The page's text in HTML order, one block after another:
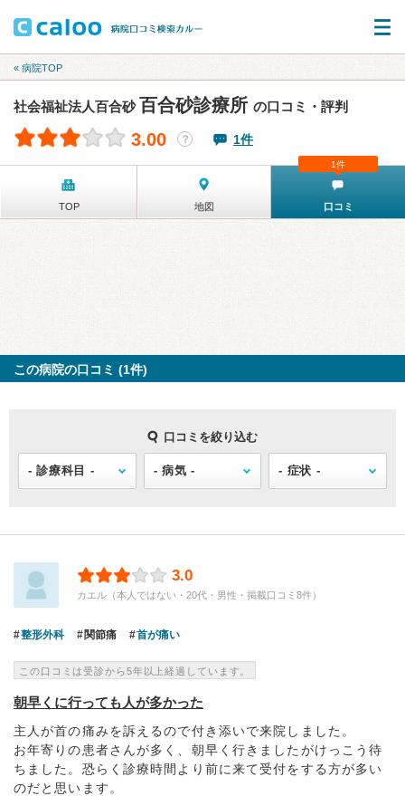
« 病院TOP
社会福祉法人百合砂百合砂診療所 の口コミ・評判
3.00 ？ 1件
TOP 地図 口コミ
1件
この病院の口コミ (1件)
口コミを絞り込む
3.0
カエル（本人ではない・20代・男性・掲載口コミ8件）
整形外科 関節痛 首が痛い
この口コミは受診から5年以上経過しています。
朝早くに行っても人が多かった
主人が首の痛みを訴えるので付き添いで来院しました。
お年寄りの患者さんが多く、朝早く行きましたがけっこう待
ちました。恐らく診療時間より前に来て受付をする方が多い
のだと思います。